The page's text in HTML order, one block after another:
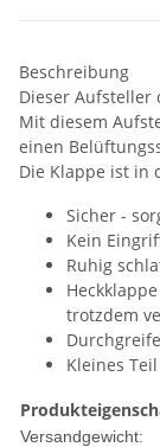
Beschreibung
Dieser Aufsteller
Mit diesem
einen
Die Klappe ist in
Sicher -
Kein
Ruhig
trotzdem
Kleines
Versandgewicht: